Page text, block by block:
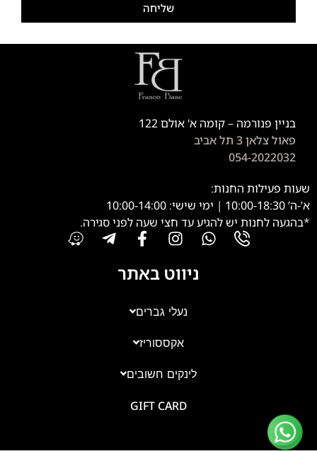
שליחה
בניין פנורמה – קומה א' אולם 122
פאול צלאן 3 תל אביב
054-2022032
שעות פעילות החנות:
א’-ה’ 10:00-18:30 | ימי שישי: 10:00-14:00
*בהגעה לחנות יש להגיע עד חצי שעה לפני סגירה.
ניווט באתר
נעלי גברים
אקססוריז
לינקים חשובים
GIFT CARD